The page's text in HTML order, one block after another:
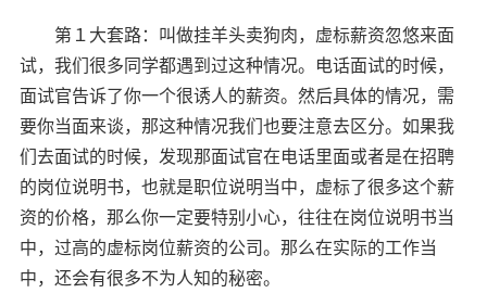
第１大套路：叫做挂羊头卖狗肉，虚标薪资忽悠来面
试，我们很多同学都遇到过这种情况。电话面试的时候，
面试官告诉了你一个很诱人的薪资。然后具体的情况，需
要你当面来谈，那这种情况我们也要注意去区分。如果我
们去面试的时候，发现那面试官在电话里面或者是在招聘
的岗位说明书，也就是职位说明当中，虚标了很多这个薪
资的价格，那么你一定要特别小心，往往在岗位说明书当
中，过高的虚标岗位薪资的公司。那么在实际的工作当
中，还会有很多不为人知的秘密。